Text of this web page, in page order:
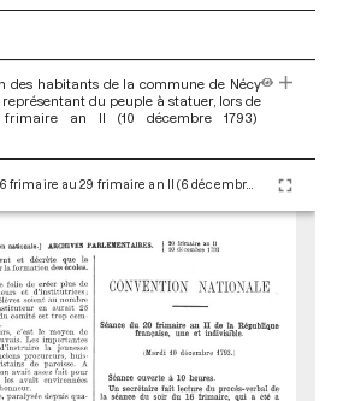
des habitants de la commune de Nécy
du peuple à statuer, lors de
an II (10 décembre 1793)
Tome LXXXI - Du 16 frimaire au 29 frimaire an II (6 décembre au 19 décembre 1793)